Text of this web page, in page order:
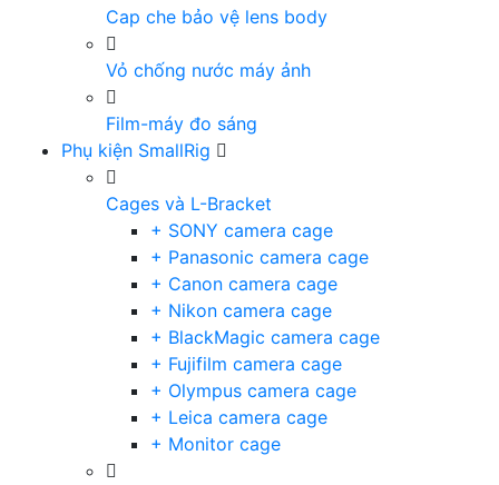
Cap che bảo vệ lens body
Vỏ chống nước máy ảnh
Film-máy đo sáng
Phụ kiện SmallRig
Cages và L-Bracket
+ SONY camera cage
+ Panasonic camera cage
+ Canon camera cage
+ Nikon camera cage
+ BlackMagic camera cage
+ Fujifilm camera cage
+ Olympus camera cage
+ Leica camera cage
+ Monitor cage